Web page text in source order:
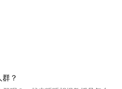
？